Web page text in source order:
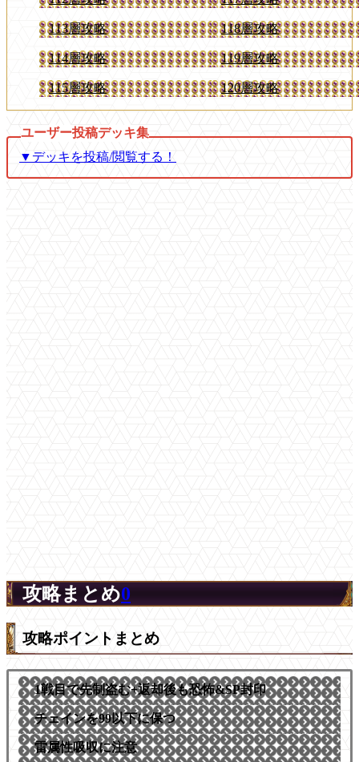
113層攻略 118層攻略
114層攻略 119層攻略
115層攻略 120層攻略
▼デッキを投稿/閲覧する！
攻略まとめ0
攻略ポイントまとめ
1戦目で先制盗む+返却後も恐怖&SP封印
チェインを99以下に保つ
雷属性吸収に注意